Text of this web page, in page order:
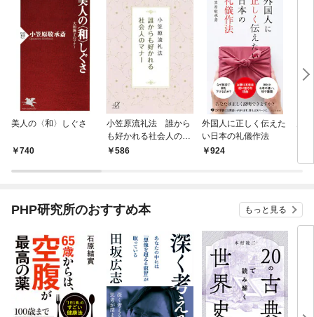
美人の〈和〉しぐさ
740
小笠原流礼法 誰から
も好かれる社会人のマ
ナー586
外国人に正しく伝えた
い日本の礼儀作法
924
PHP研究所のおすすめ本 もっと見る